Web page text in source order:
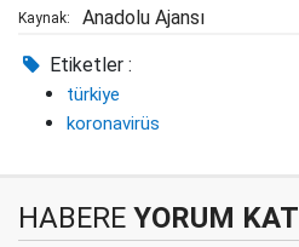
Kaynak: Anadolu Ajansı
Etiketler :
türkiye
koronavirüs
HABERE YORUM KAT